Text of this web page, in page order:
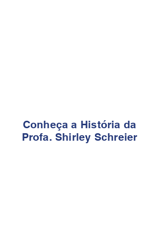
Conheça a História da
Profa. Shirley Schreier